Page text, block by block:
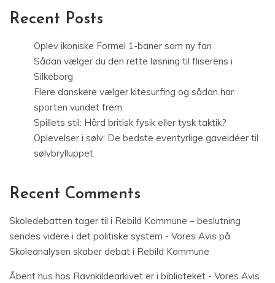
Recent Posts
Oplev ikoniske Formel 1-baner som ny fan
Sådan vælger du den rette løsning til fliserens i
Silkeborg
Flere danskere vælger kitesurfing og sådan har
sporten vundet frem
Spillets stil: Hård britisk fysik eller tysk taktik?
Oplevelser i sølv: De bedste eventyrlige gaveidéer til
sølvbrylluppet
Recent Comments
Skoledebatten tager til i Rebild Kommune – beslutning
sendes videre i det politiske system - Vores Avis på
Skoleanalysen skaber debat i Rebild Kommune
Åbent hus hos Ravnkildearkivet er i biblioteket - Vores Avis